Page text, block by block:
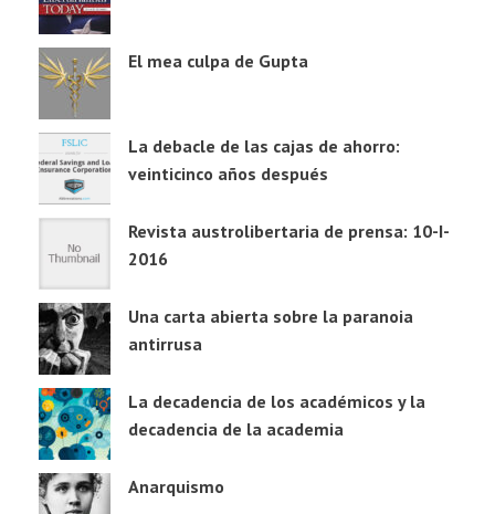
El mea culpa de Gupta
La debacle de las cajas de ahorro:
veinticinco años después
Revista austrolibertaria de prensa: 10-I-
2016
Una carta abierta sobre la paranoia
antirrusa
La decadencia de los académicos y la
decadencia de la academia
Anarquismo